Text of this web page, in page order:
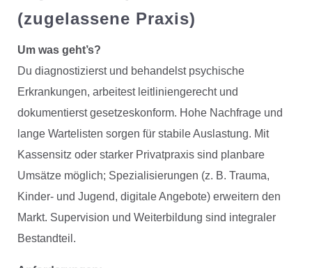
(zugelassene Praxis)
Um was geht’s?
Du diagnostizierst und behandelst psychische
Erkrankungen, arbeitest leitliniengerecht und
dokumentierst gesetzeskonform. Hohe Nachfrage und
lange Wartelisten sorgen für stabile Auslastung. Mit
Kassensitz oder starker Privatpraxis sind planbare
Umsätze möglich; Spezialisierungen (z. B. Trauma,
Kinder- und Jugend, digitale Angebote) erweitern den
Markt. Supervision und Weiterbildung sind integraler
Bestandteil.